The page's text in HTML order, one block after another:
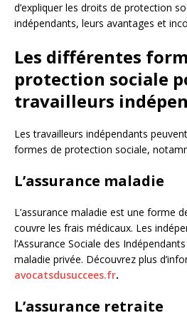
d’expliquer les droits de protection
indépendants, leurs avantages et
Les différentes
protection sociale
travailleurs
Les travailleurs indépendants
formes de protection sociale,
L’assurance maladie
L’assurance maladie est une forme
couvre les frais médicaux. Les
l’Assurance Sociale des
maladie privée. Découvrez plus
avocatsdusuccees.fr.
L’assurance retraite